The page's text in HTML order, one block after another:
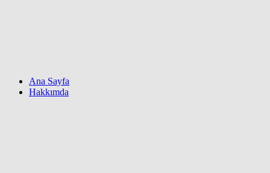
Ana Sayfa
Hakkımda